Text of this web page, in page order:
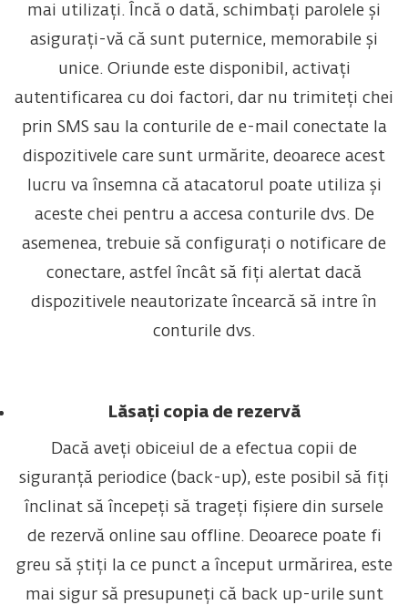
mai utilizați. Încă o dată, schimbați parolele și
asigurați-vă că sunt puternice, memorabile și
unice. Oriunde este disponibil, activați
autentificarea cu doi factori, dar nu trimiteți chei
prin SMS sau la conturile de e-mail conectate la
dispozitivele care sunt urmărite, deoarece acest
lucru va însemna că atacatorul poate utiliza și
aceste chei pentru a accesa conturile dvs. De
asemenea, trebuie să configurați o notificare de
conectare, astfel încât să fiți alertat dacă
dispozitivele neautorizate încearcă să intre în
conturile dvs.
Lăsați copia de rezervă
Dacă aveți obiceiul de a efectua copii de
siguranță periodice (back-up), este posibil să fiți
înclinat să începeți să trageți fișiere din sursele
de rezervă online sau offline. Deoarece poate fi
greu să știți la ce punct a început urmărirea, este
mai sigur să presupuneți că back up-urile sunt